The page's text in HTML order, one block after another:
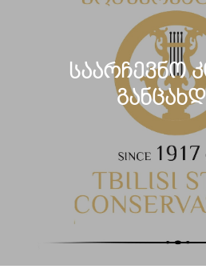
საარჩევნო